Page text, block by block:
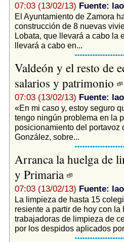
07:03 (13/02/13) Fuente:
El Ayuntamiento de Zamora
construcción de 8 nuevas
Lobata, que llevará a cabo la
llevará a cabo en...
Valdeón y el resto de
salarios y patrimonio
07:03 (13/02/13) Fuente:
«En mi caso y, estoy seguro
tengo ningún problema en la
posicionamiento del portavoz
González, sobre...
Arranca la huelga de
y Primaria
07:03 (13/02/13) Fuente:
La limpieza de hasta 15
resiente a partir de hoy con
trabajadoras de limpieza de
por los despidos aplicados